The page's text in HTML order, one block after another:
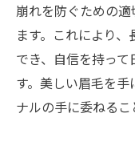
崩れを防ぐための
ます。これにより
でき、自信を持っ
す。美しい眉毛を
ナルの手に委ねるこ